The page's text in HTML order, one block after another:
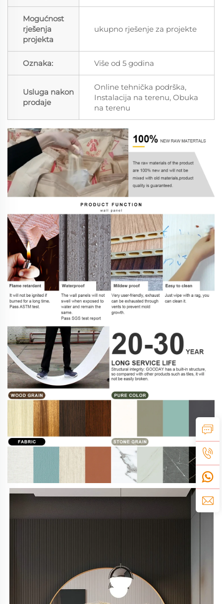
Mogućnost
rješenja
projekta
ukupno rješenje za projekte
Oznaka: Više od 5 godina
Usluga nakon
prodaje
Online tehnička podrška,
Instalacija na terenu, Obuka
na terenu